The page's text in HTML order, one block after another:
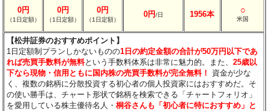
0円
（1日定額）
0円
（1日定額）
0円
（1日定額）
0円/日 1956本 ○
米国
【松井証券のおすすめポイント】
1日定額制プランしかないものの1日の約定金額の合計が50万円以下であ
れば売買手数料が無料という手数料体系は非常に魅力的。また、25歳以
下なら現物・信用ともに国内株の売買手数料が完全無料！
資金が少な
く、複数の銘柄に分散投資する初心者の個人投資家にはおすすめだ。そ
の使い勝手は、チャート形状で銘柄を検索できる「チャートフォリオ」
を愛用している株主優待名人・桐谷さんも「初心者に特におすすめ」と